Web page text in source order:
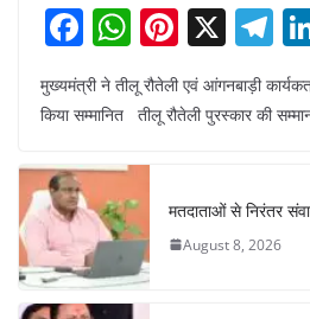
F
a
c
b
o
o
k
W
h
at
A
p
p
Pi
nt
er
X T
el
e
m
मुख्यमंत्री ने तीलू रौतेली एवं आंगनबाड़ी
किया सम्मानित तीलू रौतेली पुरस्कार की
मतदाताओं से निरंतर
August 8, 2026